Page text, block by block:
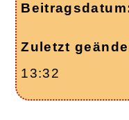
Beitragsdatum
Zuletzt
13:32